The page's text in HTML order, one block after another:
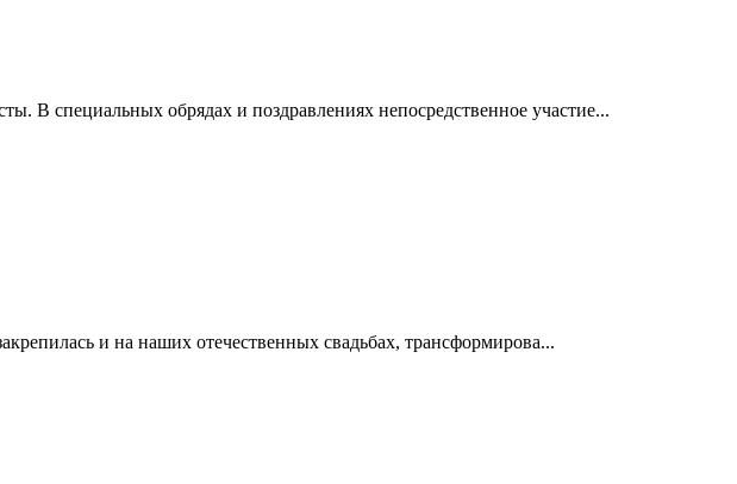
В специальных обрядах и поздравлениях непосредственное участие...
и на наших отечественных свадьбах, трансформирова...